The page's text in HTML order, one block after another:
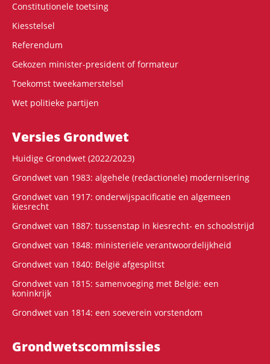
Constitutionele toetsing
Kiesstelsel
Referendum
Gekozen minister-president of formateur
Toekomst tweekamerstelsel
Wet politieke partijen
Versies Grondwet
Huidige Grondwet (2022/2023)
Grondwet van 1983: algehele (redactionele) modernisering
Grondwet van 1917: onderwijspacificatie en algemeen
kiesrecht
Grondwet van 1887: tussenstap in kiesrecht- en schoolstrijd
Grondwet van 1848: ministeriële verantwoordelijkheid
Grondwet van 1840: België afgesplitst
Grondwet van 1815: samenvoeging met België: een
koninkrijk
Grondwet van 1814: een soeverein vorstendom
Grondwets­commissies